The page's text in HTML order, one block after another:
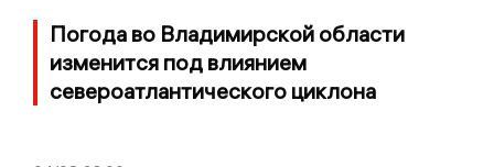
Погода во Владимирской области
изменится под влиянием
североатлантического циклона